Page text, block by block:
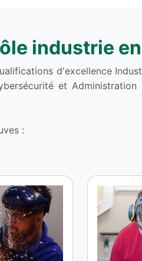
industrie
d'excellence
et
: